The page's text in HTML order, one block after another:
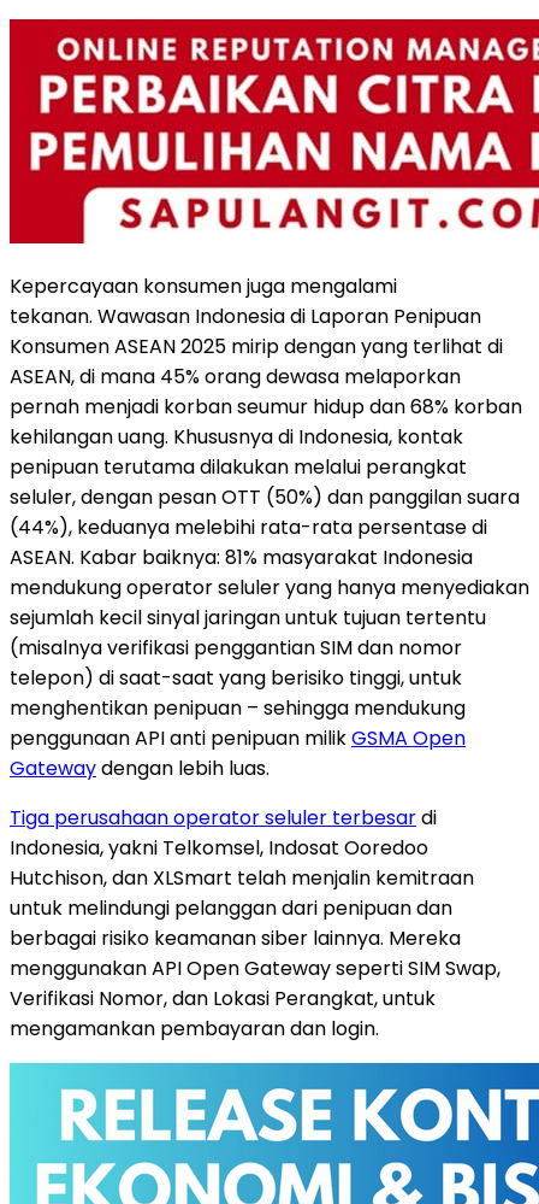
Kepercayaan konsumen juga mengalami
tekanan. Wawasan Indonesia di Laporan Penipuan
Konsumen ASEAN 2025 mirip dengan yang terlihat di
ASEAN, di mana 45% orang dewasa melaporkan
pernah menjadi korban seumur hidup dan 68% korban
kehilangan uang. Khususnya di Indonesia, kontak
penipuan terutama dilakukan melalui perangkat
seluler, dengan pesan OTT (50%) dan panggilan suara
(44%), keduanya melebihi rata-rata persentase di
ASEAN. Kabar baiknya: 81% masyarakat Indonesia
mendukung operator seluler yang hanya menyediakan
sejumlah kecil sinyal jaringan untuk tujuan tertentu
(misalnya verifikasi penggantian SIM dan nomor
telepon) di saat-saat yang berisiko tinggi, untuk
menghentikan penipuan – sehingga mendukung
penggunaan API anti penipuan milikGSMA Open
Gatewaydengan lebih luas.
Tiga perusahaan operator seluler terbesardi
Indonesia, yakni Telkomsel, Indosat Ooredoo
Hutchison, dan XLSmart telah menjalin kemitraan
untuk melindungi pelanggan dari penipuan dan
berbagai risiko keamanan siber lainnya. Mereka
menggunakan API Open Gateway seperti SIM Swap,
Verifikasi Nomor, dan Lokasi Perangkat, untuk
mengamankan pembayaran dan login.